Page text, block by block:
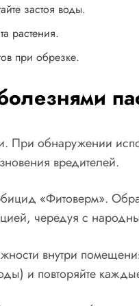
застоя воды.
растения.
при обрезке.
При обнаружении
вредителей.
«Фитоверм».
чередуя с
внутри
и повторяйте